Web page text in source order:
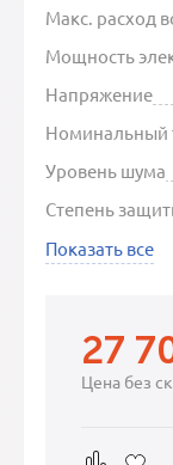
Макс. расход
Мощность
Напряжение
Номинальный
Уровень шума
Степень
Показать все
27
Цена без